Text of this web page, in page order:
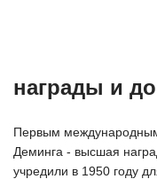
награды и
Первым
Деминга - высшая
учредили в 1950 году